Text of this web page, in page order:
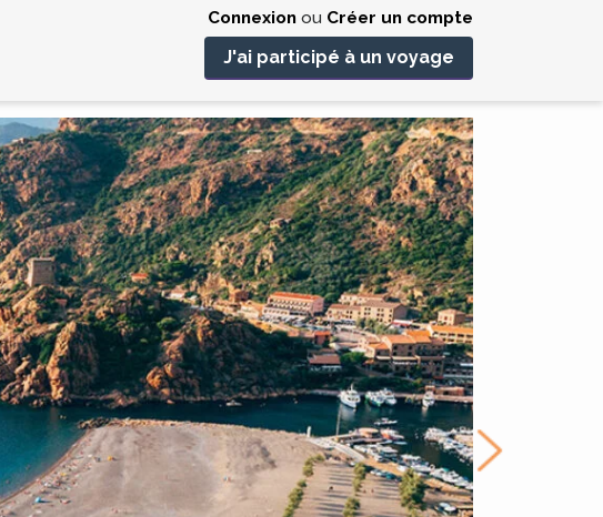
Connexionou Créer un compte
J'ai participé à un voyage